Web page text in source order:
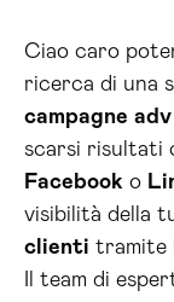
Ciao caro
ricerca di una
campagne adv
scarsi risultati
Facebook o
visibilità della
clienti tramite
Il team di